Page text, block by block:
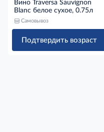
Вино Traversa Sauvignon
Blanc белое сухое, 0.75л
Самовывоз
Подтвердить возраст